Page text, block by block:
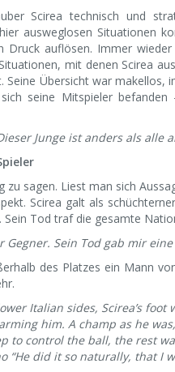
Scirea technisch und
ausweglosen Situationen
Druck auflösen. Immer
mit denen Scirea
Seine Übersicht war
seine Mitspieler
Junge ist anders als alle
zu sagen. Liest man sich
Scirea galt als
Tod traf die gesamte
Gegner. Sein Tod gab mir
des Platzes ein Mann
Italian sides, Scirea’s
him. A champ as he
to control the ball, the rest
“He did it so naturally, that I